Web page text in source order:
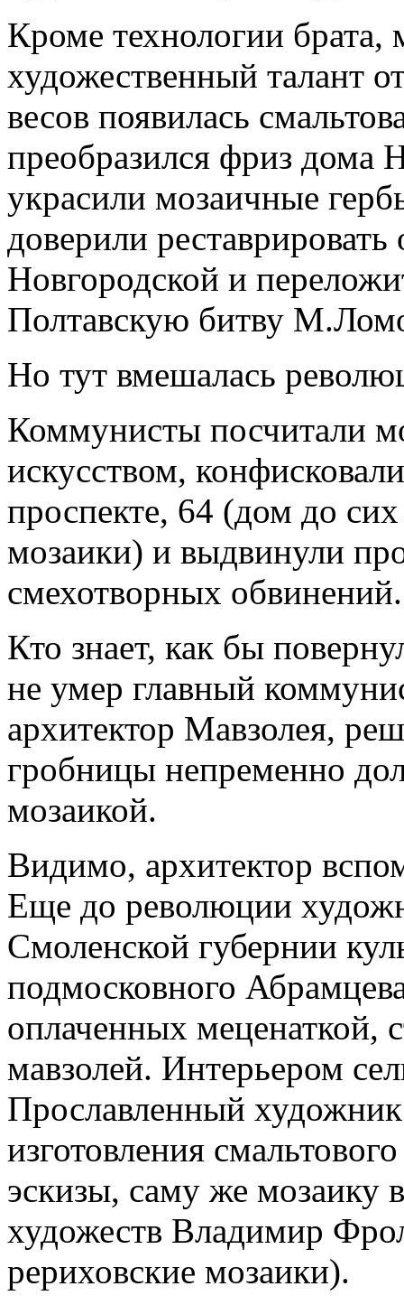
Кроме технологии брата,
художественный талант
весов появилась
преобразился фриз дома
украсили мозаичные
доверили
Новгородской и
Полтавскую битву
Но тут вмешалась
Коммунисты посчитали
искусством,
проспекте, 64 (дом до
мозаики) и выдвинули
смехотворных обвинений.
Кто знает, как бы
не умер главный
архитектор Мавзолея,
гробницы непременно
мозаикой.
Видимо, архитектор
Еще до революции
Смоленской губернии
подмосковного
оплаченных меценаткой,
мавзолей. Интерьером
Прославленный
изготовления
эскизы, саму же мозаику
художеств Владимир
рериховские мозаики).